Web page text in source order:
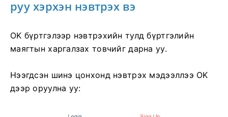
руу хэрхэн нэвтрэх вэ
OK бүртгэлээр нэвтрэхийн тулд бүртгэлийн
маягтын харгалзах товчийг дарна уу.
Нээгдсэн шинэ цонхонд нэвтрэх мэдээллээ OK
дээр оруулна уу: